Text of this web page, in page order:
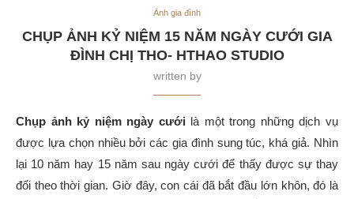
Ảnh gia đình
CHỤP ẢNH KỶ NIỆM 15 NĂM NGÀY CƯỚI GIA
ĐÌNH CHỊ THO- HTHAO STUDIO
written by
Chụp ảnh kỷ niệm ngày cưới là một trong những dịch vụ
được lựa chọn nhiều bởi các gia đình sung túc, khá giả. Nhìn
lại 10 năm hay 15 năm sau ngày cưới để thấy được sự thay
đổi theo thời gian. Giờ đây, con cái đã bắt đầu lớn khôn, đó là